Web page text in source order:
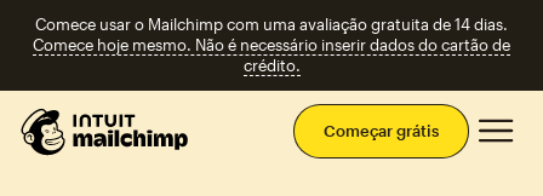
Comece usar o Mailchimp com uma avaliação gratuita de 14 dias.
Comece hoje mesmo. Não é necessário inserir dados do cartão de
crédito.
Começar grátis